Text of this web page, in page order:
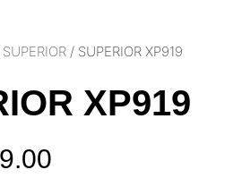
SUPERIOR / SUPERIOR XP919
XP919